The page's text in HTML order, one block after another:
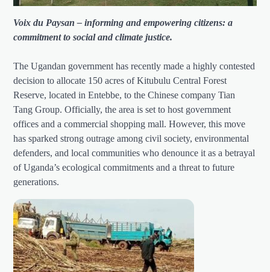
Voix du Paysan – informing and empowering citizens: a
commitment to social and climate justice.
The Ugandan government has recently made a highly contested
decision to allocate 150 acres of Kitubulu Central Forest
Reserve, located in Entebbe, to the Chinese company Tian
Tang Group. Officially, the area is set to host government
offices and a commercial shopping mall. However, this move
has sparked strong outrage among civil society, environmental
defenders, and local communities who denounce it as a betrayal
of Uganda’s ecological commitments and a threat to future
generations.